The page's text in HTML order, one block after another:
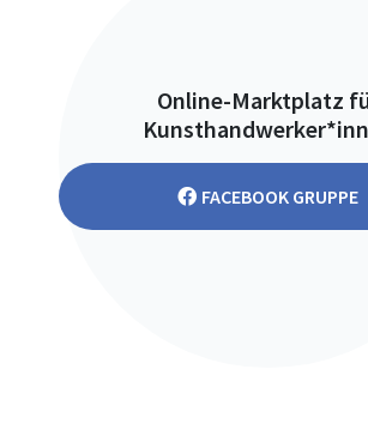
Online-Marktplatz
FACEBOOK GRUPPE